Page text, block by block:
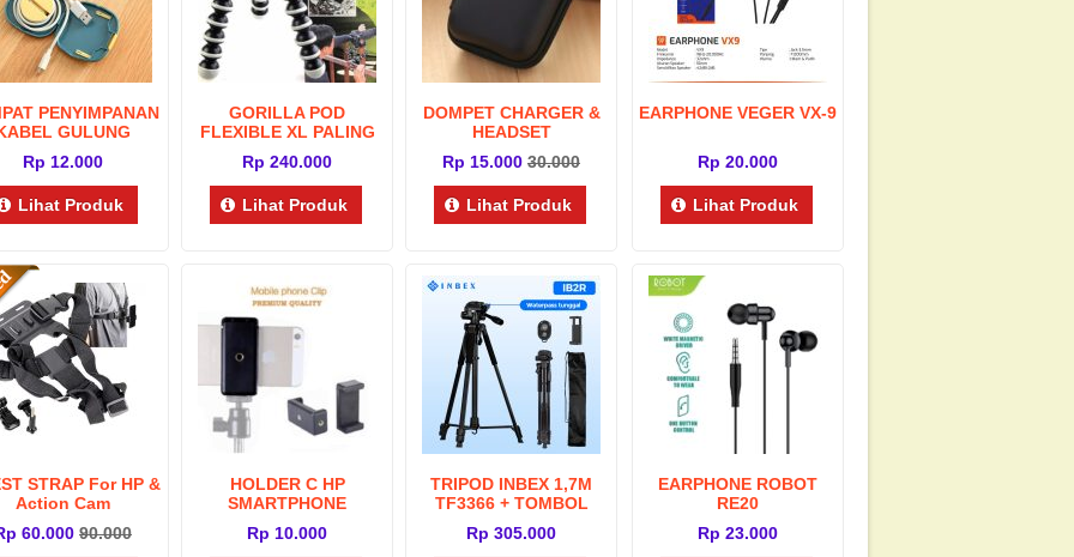
PENYIMPANAN
GULUNG
Rp 12.000
Lihat Produk
GORILLA POD
FLEXIBLE XL PALING
Rp 240.000
Lihat Produk
DOMPET CHARGER &
HEADSET
Rp 15.000 30.000
Lihat Produk
EARPHONE VEGER VX-9
Rp 20.000
Lihat Produk
STRAP For HP &
Action Cam
60.000 90.000
HOLDER C HP
SMARTPHONE
/UNIVERSAL PHONE
Rp 10.000
TRIPOD INBEX 1,7M
TF3366 + TOMBOL
Rp 305.000
EARPHONE ROBOT
RE20
Rp 23.000
SERBAGUNA
35x40cm
30.000 60.000
WATERPROOF CASE HP (max
5.8″)
Rp 7.000